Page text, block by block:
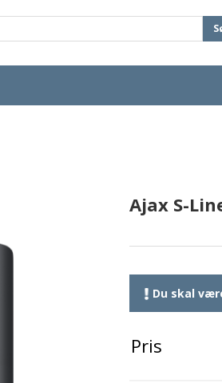
Ajax S-
Du skal
Pris